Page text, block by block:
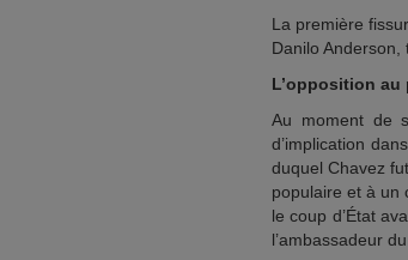
La première
Danilo Anderson,
L’opposition au
Au moment de
d’implication
duquel Chavez
populaire et à un
le coup d’État
l’ambassadeur